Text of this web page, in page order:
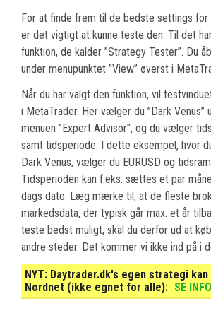
For at finde frem til de bedste settings for
er det vigtigt at kunne teste den. Til det
funktion, de kalder ”Strategy Tester”. Du
under menupunktet ”View” øverst i
Når du har valgt den funktion, vil
i MetaTrader. Her vælger du ”Dark Venus”
menuen ”Expert Advisor”, og du vælger
samt tidsperiode. I dette eksempel, hvor
Dark Venus, vælger du EURUSD og
Tidsperioden kan f.eks. sættes et par
dags dato. Læg mærke til, at de fleste
markedsdata, der typisk går max. et år
teste bedst muligt, skal du derfor ud at
andre steder. Det kommer vi ikke ind på i
NYT: Daytrader.dk's egen strategi kan
Nordnet (ikke egnet for alle): SE INFO